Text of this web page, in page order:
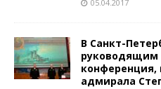
05.04.2017
В Санкт-
руководящим
адмирала